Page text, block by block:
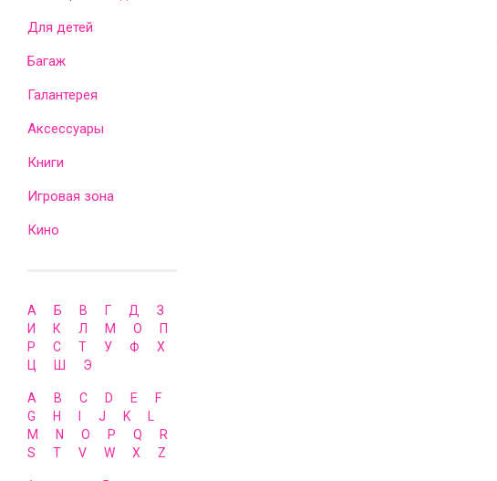
Для детей
Багаж
Галантерея
Аксессуары
Книги
Игровая зона
Кино
А Б В Г Д
З
И
К Л М О
П
Р
С Т У Ф
Х
Ц
Ш Э
A B C D E
F
G
H J K
L
M
N O P Q
R
S
T V W X Z